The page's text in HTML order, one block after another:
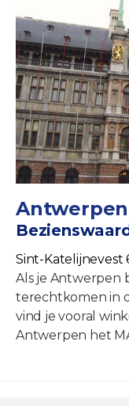
Antwerpen
Sint-Katelijnevest
Als je Antwerpen
terechtkomen in
vind je vooral
Antwerpen het